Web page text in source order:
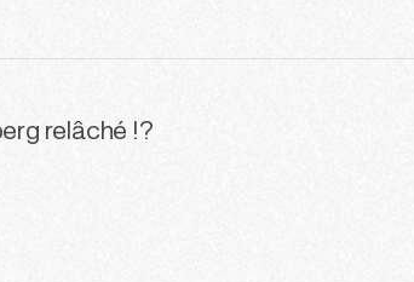
relâché !?